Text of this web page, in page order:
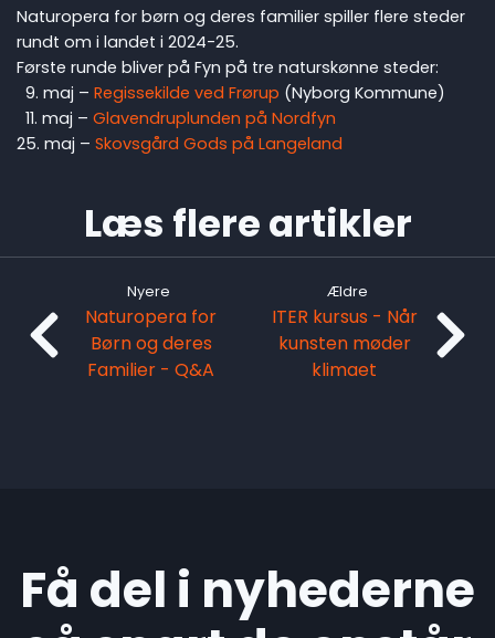
Naturopera for børn og deres familier spiller flere steder
rundt om i landet i 2024-25.
Første runde bliver på Fyn på tre naturskønne steder:
9. maj – Regissekilde ved Frørup (Nyborg Kommune)
11. maj – Glavendruplunden på Nordfyn
25. maj – Skovsgård Gods på Langeland
Læs flere artikler
Nyere
Naturopera for
Børn og deres
Familier - Q&A
Ældre
ITER kursus - Når
kunsten møder
klimaet
Få del i nyhederne